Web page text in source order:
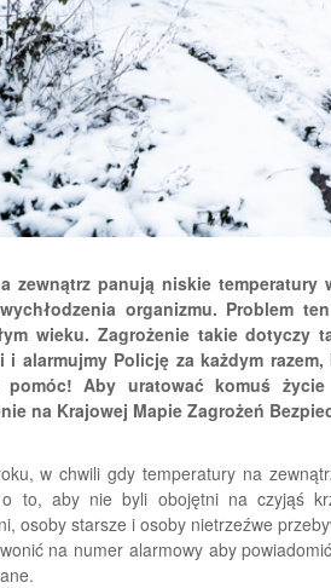
zewnątrz panują niskie
organizmu. Problem
wieku. Zagrożenie takie dotyczy
i alarmujmy Policję za każdym
pomóc! Aby uratować komuś
na Krajowej Mapie Zagrożeń
w chwili gdy temperatury na
to, aby nie byli obojętni na czyjąś
osoby starsze i osoby nietrzeźwe
na numer alarmowy aby